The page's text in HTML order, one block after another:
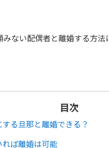
ない配偶者と離婚する方
目次
る旦那と離婚できる？
れば離婚は可能